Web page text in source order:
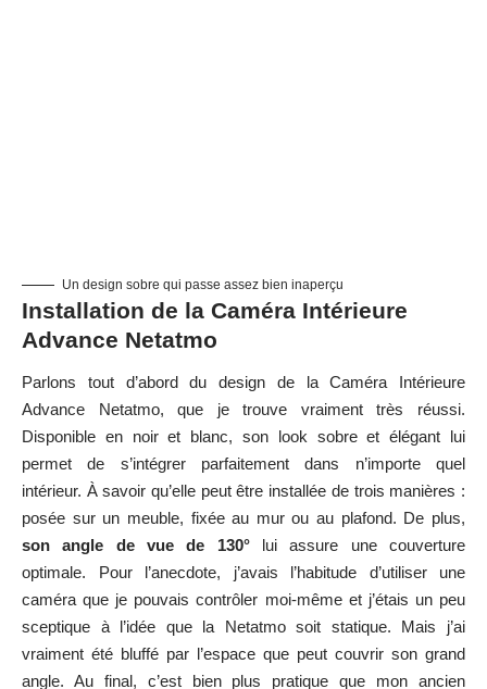
Un design sobre qui passe assez bien inaperçu
Installation de la Caméra Intérieure
Advance Netatmo
Parlons tout d’abord du design de la Caméra Intérieure
Advance Netatmo, que je trouve vraiment très réussi.
Disponible en noir et blanc, son look sobre et élégant lui
permet de s’intégrer parfaitement dans n’importe quel
intérieur. À savoir qu’elle peut être installée de trois manières :
posée sur un meuble, fixée au mur ou au plafond. De plus,
son angle de vue de 130°lui assure une couverture
optimale. Pour l’anecdote, j’avais l’habitude d’utiliser une
caméra que je pouvais contrôler moi-même et j’étais un peu
sceptique à l’idée que la Netatmo soit statique. Mais j’ai
vraiment été bluffé par l’espace que peut couvrir son grand
angle. Au final, c’est bien plus pratique que mon ancien